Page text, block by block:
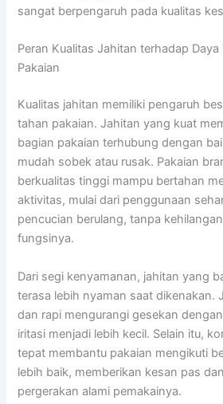
sangat berpengaruh pada kualitas
Peran Kualitas Jahitan terhadap Daya
Pakaian
Kualitas jahitan memiliki pengaruh
tahan pakaian. Jahitan yang kuat
bagian pakaian terhubung dengan
mudah sobek atau rusak. Pakaian
berkualitas tinggi mampu bertahan
aktivitas, mulai dari penggunaan
pencucian berulang, tanpa
fungsinya.
Dari segi kenyamanan, jahitan yang
terasa lebih nyaman saat dikenakan.
dan rapi mengurangi gesekan
iritasi menjadi lebih kecil. Selain itu,
tepat membantu pakaian mengikuti
lebih baik, memberikan kesan pas
pergerakan alami pemakainya.